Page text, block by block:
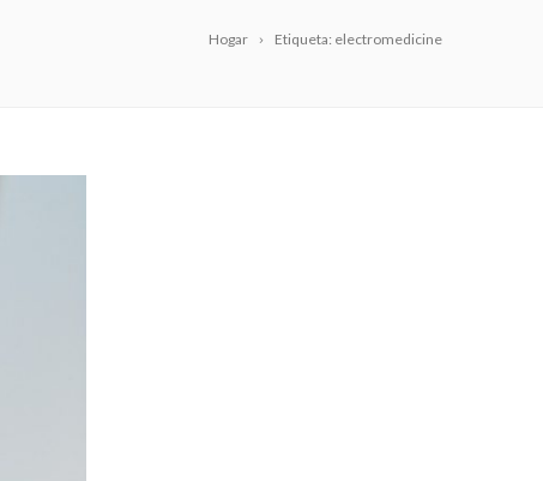
Hogar Etiqueta: electromedicine